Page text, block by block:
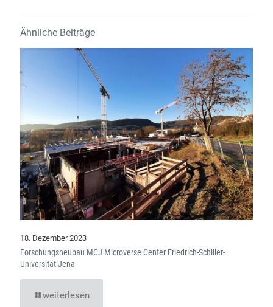
Ähnliche Beiträge
18. Dezember 2023
Forschungsneubau MCJ Microverse Center Friedrich-Schiller-
Universität Jena
weiterlesen